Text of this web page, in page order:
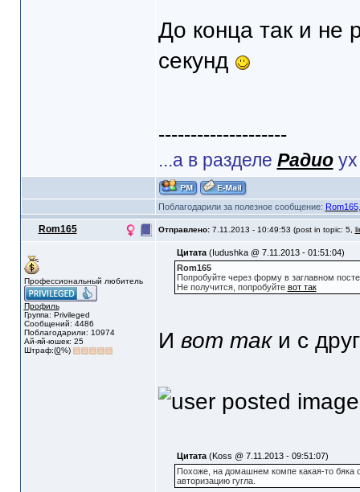
До конца так и не
секунд
--------------------
...а в разделе Радиоух
Поблагодарили за полезное сообщение: Rom165
Rom165 Отправлено: 7.11.2013 - 10:49:53 (post in topic: 5,
Профессиональный любитель
Профиль
Группа: Privileged
Сообщений: 4486
Поблагодарили: 10974
Ай-яй-юшек: 25
Штраф:(0%)
Цитата(Iudushka @ 7.11.2013 - 01:51:04)
Rom165
Попробуйте через форму в заглавном
Не получится, попробуйте вот так
И вот таки с
Цитата(Koss @ 7.11.2013 - 09:51:07)
Похоже, на домашнем компе какая-то бяка
авторизацию гугла.